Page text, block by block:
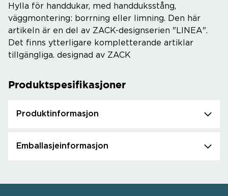
Hylla för handdukar, med handduksstång,
väggmontering: borrning eller limning. Den här
artikeln är en del av ZACK-designserien "LINEA".
Det finns ytterligare kompletterande artiklar
tillgängliga. designad av ZACK
Produktspesifikasjoner
Produktinformasjon
Emballasjeinformasjon